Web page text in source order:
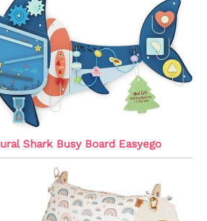
Shark Busy Board Easyego